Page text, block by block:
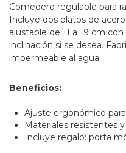
Comedero regulable para
Incluye dos platos de
ajustable de 11 a 19 cm
inclinación si se desea.
impermeable al agua.
Beneficios:
Ajuste ergonómico
Materiales resistentes
Incluye regalo: porta